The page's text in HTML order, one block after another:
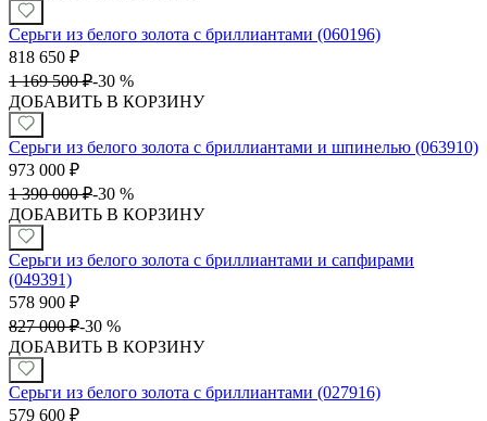
Серьги из белого золота с бриллиантами (060196)
818 650 ₽
1 169 500 ₽-30 %
ДОБАВИТЬ В КОРЗИНУ
Серьги из белого золота с бриллиантами и шпинелью (063910)
973 000 ₽
1 390 000 ₽-30 %
ДОБАВИТЬ В КОРЗИНУ
Серьги из белого золота с бриллиантами и сапфирами
(049391)
578 900 ₽
827 000 ₽-30 %
ДОБАВИТЬ В КОРЗИНУ
Серьги из белого золота с бриллиантами (027916)
579 600 ₽